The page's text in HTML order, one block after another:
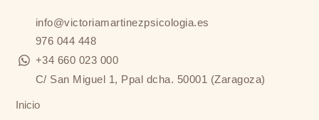
info@victoriamartinezpsicologia.es
976 044 448
+34 660 023 000
C/ San Miguel 1, Ppal dcha. 50001 (Zaragoza)
Inicio